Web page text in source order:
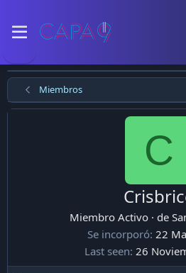
Miembros
C
Miembro Activo · de
Se incorporó 22
Last seen 26